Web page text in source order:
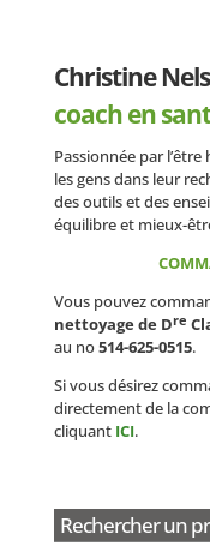
Christine
coach en
Passionnée par
les gens dans leur
des outils et des
équilibre et mieux-
Vous pouvez
nettoyage de Dre
au no514-625-0515.
Si vous désirez
directement de la
cliquant ICI.
Rechercher un